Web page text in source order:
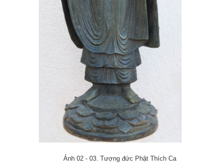
Ảnh 02 - 03. Tượng đức Phật Thích Ca